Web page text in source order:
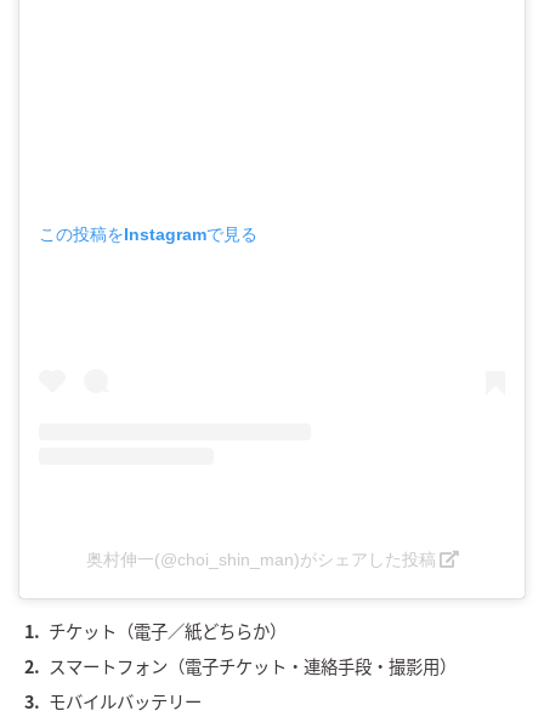
この投稿をInstagramで見る
奥村伸一(@choi_shin_man)がシェアした投稿
チケット（電子／紙どちらか）
スマートフォン（電子チケット・連絡手段・撮影用）
モバイルバッテリー